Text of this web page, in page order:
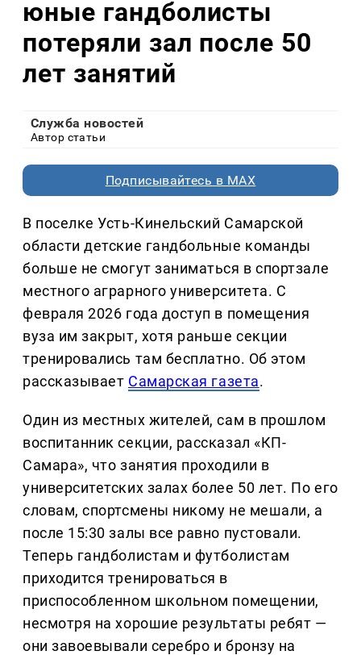
юные гандболисты
потеряли зал после 50
лет занятий
Служба новостей
Автор статьи
Подписывайтесь в MAX
В поселке Усть-Кинельский Самарской
области детские гандбольные команды
больше не смогут заниматься в спортзале
местного аграрного университета. С
февраля 2026 года доступ в помещения
вуза им закрыт, хотя раньше секции
тренировались там бесплатно. Об этом
рассказывает Самарская газета.
Один из местных жителей, сам в прошлом
воспитанник секции, рассказал «КП-
Самара», что занятия проходили в
университетских залах более 50 лет. По его
словам, спортсмены никому не мешали, а
после 15:30 залы все равно пустовали.
Теперь гандболистам и футболистам
приходится тренироваться в
приспособленном школьном помещении,
несмотря на хорошие результаты ребят —
они завоевывали серебро и бронзу на